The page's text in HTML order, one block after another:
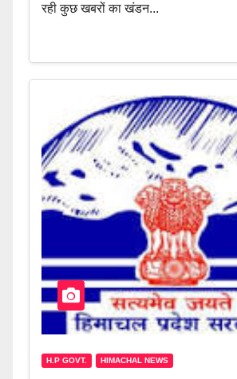
रही कुछ खबरों का खंडन...
H.P GOVT. HIMACHAL NEWS